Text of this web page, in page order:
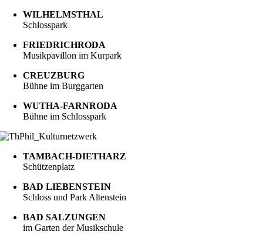
WILHELMSTHAL
Schlosspark
FRIEDRICHRODA
Musikpavillon im Kurpark
CREUZBURG
Bühne im Burggarten
WUTHA-FARNRODA
Bühne im Schlosspark
TAMBACH-DIETHARZ
Schützenplatz
BAD LIEBENSTEIN
Schloss und Park Altenstein
BAD SALZUNGEN
im Garten der Musikschule